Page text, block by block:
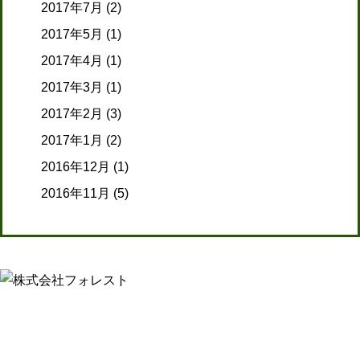
2017年7月 (2)
2017年5月 (1)
2017年4月 (1)
2017年3月 (1)
2017年2月 (3)
2017年1月 (2)
2016年12月 (1)
2016年11月 (5)